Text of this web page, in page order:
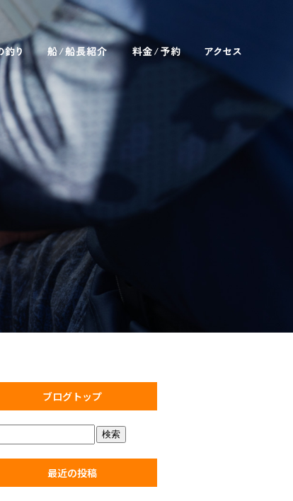
ブログトップ
最近の投稿